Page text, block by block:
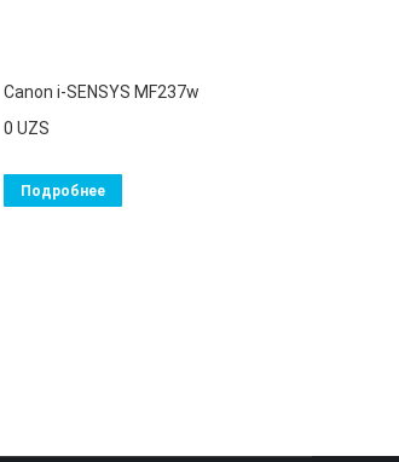
Canon i-SENSYS MF237w
0 UZS
Подробнее